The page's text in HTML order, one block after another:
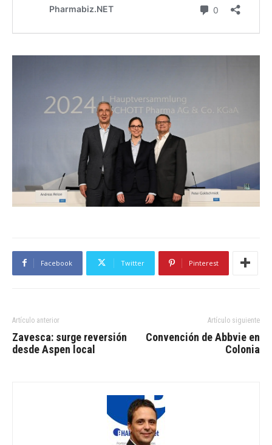
Facebook Twitter Pinterest
Artículo anterior
Zavesca: surge reversión
desde Aspen local
Artículo siguiente
Convención de Abbvie en
Colonia